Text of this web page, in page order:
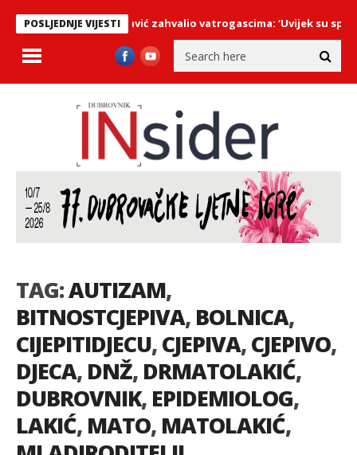
POSLJEDNJE VIJESTI
Malaštici, Miloslavić zahvalio vatrogascima: ‘Uvijek su spremni
TAG:AUTIZAM,
BITNOSTCJEPIVA, BOLNICA,
CIJEPITIDJECU,CJEPIVA,CJEPIVO,
DJECA, DNŽ, DRMATOLAKIĆ,
DUBROVNIK, EPIDEMIOLOG,
LAKIĆ, MATO, MATOLAKIĆ,